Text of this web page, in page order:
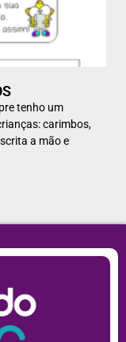
tenho um
carimbos,
a mão e